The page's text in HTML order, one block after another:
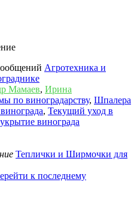
Агротехника и
Мамаев, Ирина
по виноградарству, Шпалера
, Текущий уход в
винограда
Теплички и Ширмочки для
к последнему